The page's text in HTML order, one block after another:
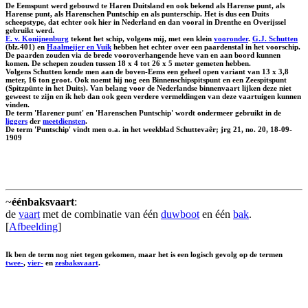
De Eemspunt werd gebouwd te Haren Duitsland en ook bekend als Harense punt, als
Harense punt, als Harenschen Puntschip en als punterschip. Het is dus een Duits
scheepstype, dat echter ook hier in Nederland en dan vooral in Drenthe en Overijssel
gebruikt werd.
E. v. Konijnenburg tekent het schip, volgens mij, met een klein vooronder. G.J. Schutten
(blz.401) en Haalmeijer en Vuik hebben het echter over een paardenstal in het voorschip.
De paarden zouden via de brede vooroverhangende heve van en aan boord kunnen
komen. De schepen zouden tussen 18 x 4 tot 26 x 5 meter gemeten hebben.
Volgens Schutten kende men aan de boven-Eems een geheel open variant van 13 x 3,8
meter, 16 ton groot. Ook noemt hij nog een Binnenschipspitspunt en een Zeespitspunt
(Spitzpünte in het Duits). Van belang voor de Nederlandse binnenvaart lijken deze niet
geweest te zijn en ik heb dan ook geen verdere vermeldingen van deze vaartuigen kunnen
vinden.
De term 'Harener punt' en 'Harenschen Puntschip' wordt ondermeer gebruikt in de
liggers der meetdiensten.
De term 'Puntschip' vindt men o.a. in het weekblad Schuttevaêr; jrg 21, no. 20, 18-09-
1909
~éénbaksvaart:
de vaart met de combinatie van één duwboot en één bak.
[Afbeelding]
Ik ben de term nog niet tegen gekomen, maar het is een logisch gevolg op de termen
twee-, vier- en zesbaksvaart.